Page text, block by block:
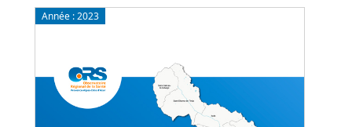
Année :2023